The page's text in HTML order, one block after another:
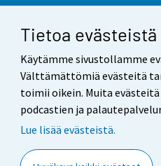
Tietoa evästeistä
Käytämme sivustollamme
Välttämättömiä evästeitä
toimii oikein. Muita
podcastien ja
Lue lisää evästeistä.
Yhteystiedot
Palaute
Käyttöehdot
Saavutettavuus